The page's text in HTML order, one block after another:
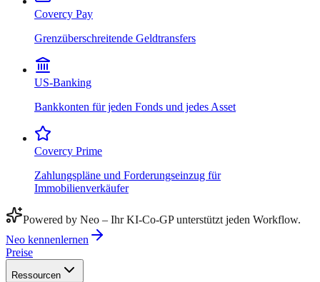
Covercy Pay
Grenzüberschreitende Geldtransfers
US-Banking
Bankkonten für jeden Fonds und jedes Asset
Covercy Prime
Zahlungspläne und Forderungseinzug für
Immobilienverkäufer
Powered by Neo – Ihr KI-Co-GP unterstützt jeden Workflow.
Neo kennenlernen
Preise
Ressourcen